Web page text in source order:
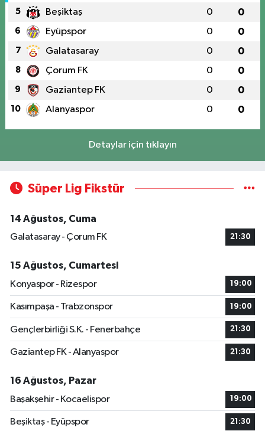
5 Beşiktaş 0 0
6 Eyüpspor 0 0
7 Galatasaray 0 0
8 Çorum FK 0 0
9 Gaziantep FK 0 0
10 Alanyaspor 0 0
Detaylar için tıklayın
Süper Lig Fikstür
14 Ağustos, Cuma
Galatasaray - Çorum FK
21:30
15 Ağustos, Cumartesi
Konyaspor - Rizespor
19:00
Kasımpaşa - Trabzonspor 19:00
Gençlerbirliği S.K. - Fenerbahçe 21:30
Gaziantep FK - Alanyaspor 21:30
16 Ağustos, Pazar
Başakşehir - Kocaelispor
19:00
Beşiktaş - Eyüpspor 21:30